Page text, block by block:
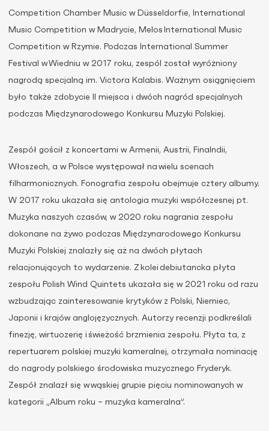
Competition Chamber Music w Düsseldorfie, International
Music Competition w Madrycie, Melos International Music
Competition w Rzymie. Podczas International Summer
Festival w Wiedniu w 2017 roku, zespól został wyróżniony
nagrodą specjalną im. Victora Kalabis. Ważnym osiągnięciem
było także zdobycie II miejsca i dwóch nagród specjalnych
podczas Międzynarodowego Konkursu Muzyki Polskiej.
Zespół gościł z koncertami w Armenii, Austrii, Finalndii,
Włoszech, a w Polsce występował na wielu scenach
filharmonicznych. Fonografia zespołu obejmuje cztery albumy.
W 2017 roku ukazała się antologia muzyki współczesnej pt.
Muzyka naszych czasów, w 2020 roku nagrania zespołu
dokonane na żywo podczas Międzynarodowego Konkursu
Muzyki Polskiej znalazły się aż na dwóch płytach
relacjonujących to wydarzenie. Z kolei debiutancka płyta
zespołu Polish Wind Quintets ukazała się w 2021 roku od razu
wzbudzając zainteresowanie krytyków z Polski, Niemiec,
Japonii i krajów anglojęzycznych. Autorzy recenzji podkreślali
finezję, wirtuozerię i świeżość brzmienia zespołu. Płyta ta, z
repertuarem polskiej muzyki kameralnej, otrzymała nominację
do nagrody polskiego środowiska muzycznego Fryderyk.
Zespół znalazł się w wąskiej grupie pięciu nominowanych w
kategorii „Album roku – muzyka kameralna”.